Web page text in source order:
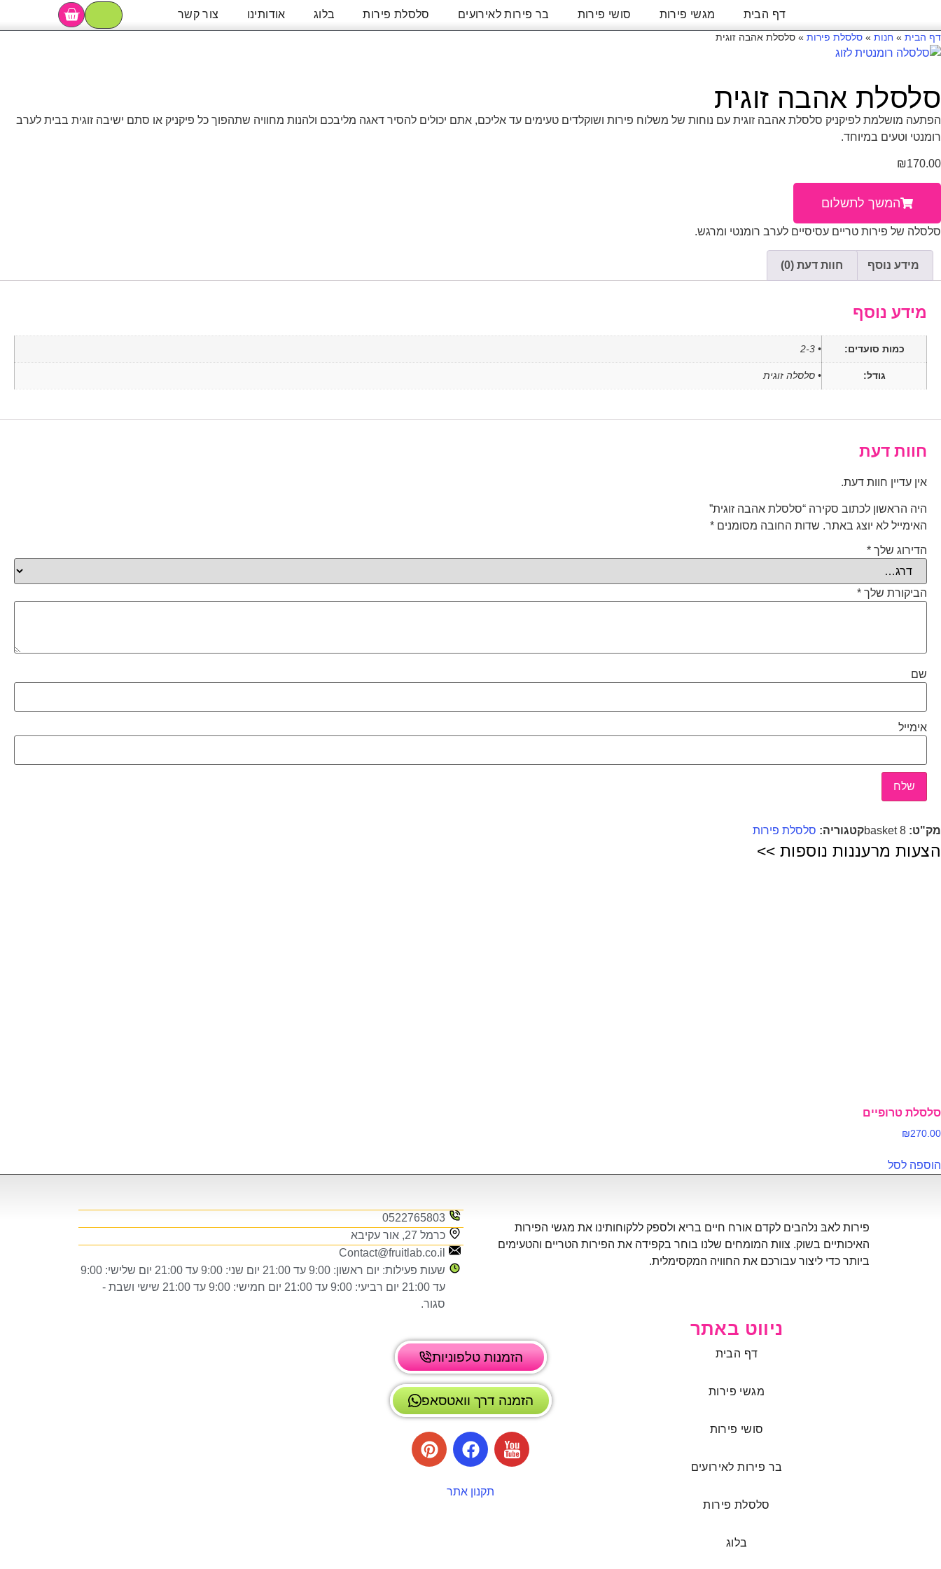
דף הבית מגשי פירות סושי פירות בר פירות לאירועים סלסלת פירות בלוג אודותינו צור קשר
דף הבית » חנות » סלסלת פירות » סלסלת אהבה זוגית
סלסלת אהבה זוגית
הפתעה מושלמת לפיקניק סלסלת אהבה זוגית עם נוחות של משלוח פירות ושוקלדים טעימים עד אליכם, אתם יכולים להסיר דאגה מליבכם ולהנות מחוויה שתהפוך כל פיקניק או סתם ישיבה זוגית בבית לערב
רומנטי וטעים במיוחד.
₪170.00
המשך לתשלום
סלסלה של פירות טריים עסיסיים לערב רומנטי ומרגש.
מידע נוסף חוות דעת (0)
מידע נוסף
כמות סועדים: • 2-3
גודל: • סלסלה זוגית
חוות דעת
אין עדיין חוות דעת.
היה הראשון לכתוב סקירה “סלסלת אהבה זוגית”
האימייל לא יוצג באתר. שדות החובה מסומנים *
הדירוג שלך *
הביקורת שלך *
שם
אימייל
מק"ט: basket 8קטגוריה: סלסלת פירות
הצעות מרעננות נוספות >>
סלסלת טרופיים
₪270.00
הוספה לסל
פירות לאבּ נלהבים לקדם אורח חיים בריא ולספק ללקוחותינו את מגשי הפירות
האיכותיים בשוק. צוות המומחים שלנו בוחר בקפידה את הפירות הטריים והטעימים
ביותר כדי ליצור עבורכם את החוויה המקסימלית.
0522765803
כרמל 27, אור עקיבא
Contact@fruitlab.co.il
שעות פעילות: יום ראשון: 9:00 עד 21:00 יום שני: 9:00 עד 21:00 יום שלישי: 9:00
עד 21:00 יום רביעי: 9:00 עד 21:00 יום חמישי: 9:00 עד 21:00 שישי ושבת -
סגור.
ניווט באתר
דף הבית
מגשי פירות
סושי פירות
בר פירות לאירועים
סלסלת פירות
בלוג
הזמנות טלפוניות
הזמנה דרך וואטסאפ
תקנון אתר